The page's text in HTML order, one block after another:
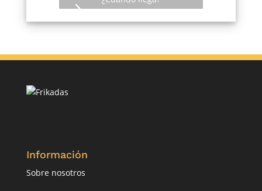
Información
Sobre nosotros